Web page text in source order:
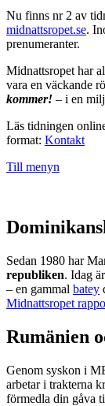
Nu finns nr 2 av
midnattsropet.se.
prenumeranter.
Midnattsropet har
vara en väckande
kommer! – i en
Läs tidningen
format: Kontakt
Till menyn
Sedan 1980 har
republiken. Idag
– en gammal batey
Midnattsropet
Rumänien
Genom syskon i
arbetar i trakterna
förmedla din gåva